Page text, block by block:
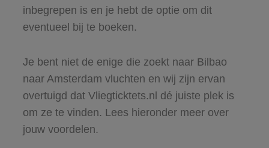
inbegrepen is en je hebt de optie om dit
eventueel bij te boeken.
Je bent niet de enige die zoekt naar Bilbao
naar Amsterdam vluchten en wij zijn ervan
overtuigd dat Vliegticktets.nl dé juiste plek is
om ze te vinden. Lees hieronder meer over
jouw voordelen.